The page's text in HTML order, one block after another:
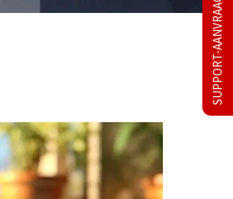
SUPPORT-AANVRAAG